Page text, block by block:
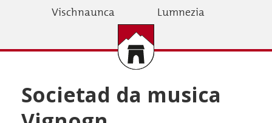
Vischnaunca Lumnezia
Societad da musica